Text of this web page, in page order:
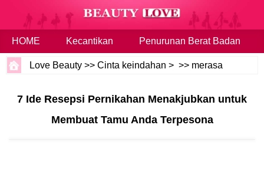
HOME Kecantikan Penurunan Berat Badan
Love Beauty >>Cinta keindahan > >> merasa
7 Ide Resepsi Pernikahan Menakjubkan untuk
Membuat Tamu Anda Terpesona